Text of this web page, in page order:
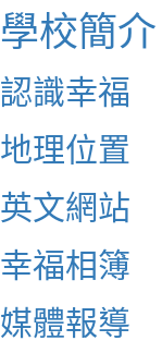
學校簡介
認識幸福
地理位置
英文網站
幸福相簿
媒體報導